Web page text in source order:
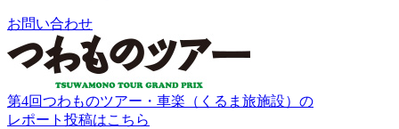
お問い合わせ
第4回つわものツアー・車楽（くるま旅施設）の
レポート投稿はこちら